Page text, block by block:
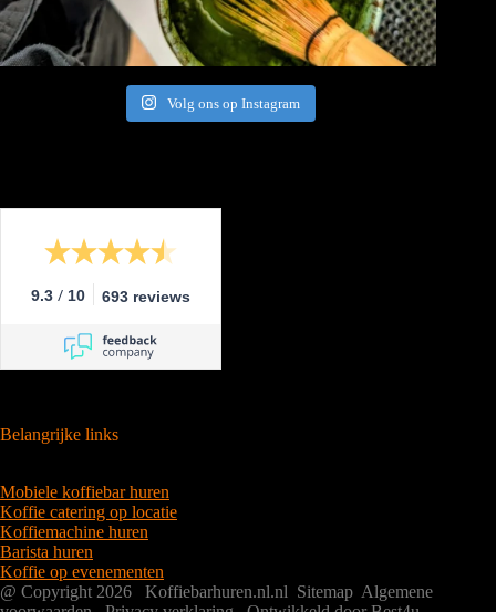
Volg ons op Instagram
9.3 / 10 693 reviews
Belangrijke links
Mobiele koffiebar huren
Koffie catering op locatie
Koffiemachine huren
Barista huren
Koffie op evenementen
@ Copyright 2026 Koffiebarhuren.nl.nl Sitemap Algemene